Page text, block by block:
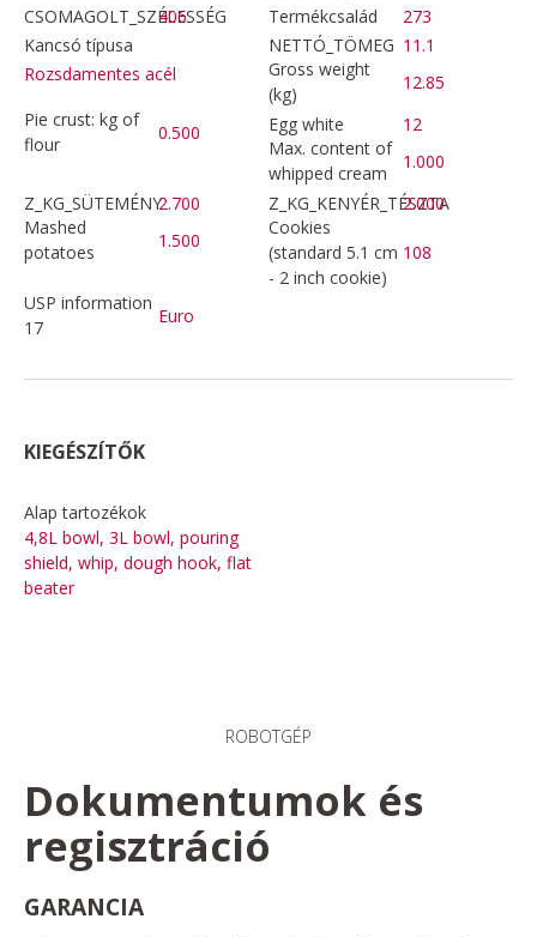
CSOMAGOLT_SZÉLESSÉG
406 Termékcsalád
273
Kancsó típusa
Rozsdamentes acél
NETTÓ_TÖMEG 11.1
Gross weight
(kg)
12.85
Pie crust: kg of
flour
0.500 Egg white
12
Max. content of
whipped cream
1.000
Z_KG_SÜTEMÉNY2.700 Z_KG_KENYÉR_TÉSZTA
2.000
Mashed
potatoes
1.500
Cookies
(standard 5.1 cm
- 2 inch cookie)
108
USP information
17
Euro
KIEGÉSZÍTŐK
Alap tartozékok
4,8L bowl, 3L bowl, pouring
shield, whip, dough hook, flat
beater
ROBOTGÉP
Dokumentumok és
regisztráció
GARANCIA